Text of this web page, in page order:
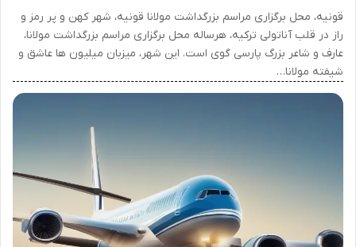
قونیه، محل برگزاری مراسم بزرگداشت مولانا قونیه، شهر کهن و پر رمز و
راز در قلب آناتولی ترکیه، هرساله محل برگزاری مراسم بزرگداشت مولانا،
عارف و شاعر بزرگ پارسی گوی است. این شهر، میزبان میلیون ها عاشق و
شیفته مولانا…